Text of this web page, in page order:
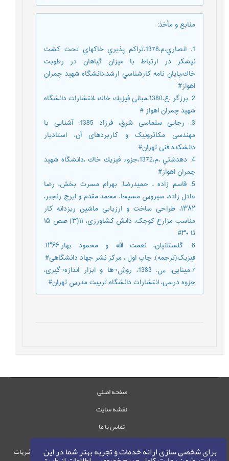
برای شخصی سازی ارائه خدمات و تجربه بهتر شما در این
منابع و مأخذ:
1. انصاري،م،1378،تراكم پذيري خاكهاي تحت كشت
نيشكر در ارتباط با ميزان گياهان در رطوبت
خاك،پايان نامه كارشناسي ارشد،دانشگاه شهيد چمران
اهواز#
2. برزگر ،ع،1380،مباني فيزيك خاك ،انتشارات دانشگاه
شهيد چمران اهواز #
3. رجایی سلماسی شرق، فرزاد 1385. آشنایی با
مهندسی مکاترونیک و کاربردهای آن، استادیار
دانشکده فنی تهران#
4. دهدشتي ،م،1372،جزوء فيزيك خاك ،دانشگاه شهيد
چمران اهواز#
5. قاسم زاده ، حمیدرضا; بهرام مسرت بخش، رضا
عادل زاده، سیروس مسیحا، محمد مقدم و ایرج رنجبر،
۱۳۸۲، طراحی ساخت و ارزیابی ماشین ریزدانه کار
مناسب مزارع کوجک، دانش کشاورزی، ۱۱(۳) صص ۱۵
تا ۳۰#
6. گلستانیان، نعمت الله و محمود بهار.۱۳۶۶.
فیزیک(ترجمه). چاپ اول ، مرکز نشر جهاد دانشگاهی#
7.مینایی. س. 1383، روش¬ها و ابزار اندازه¬گیری،
جزوه درسی، انتشارات دانشگاه تربیت مدرس تهران#
صفحه اصلی
نقشه سایت
تماس با ما
حقوق این وب‌سایت متعلق به سامانه مدیریت نشریات